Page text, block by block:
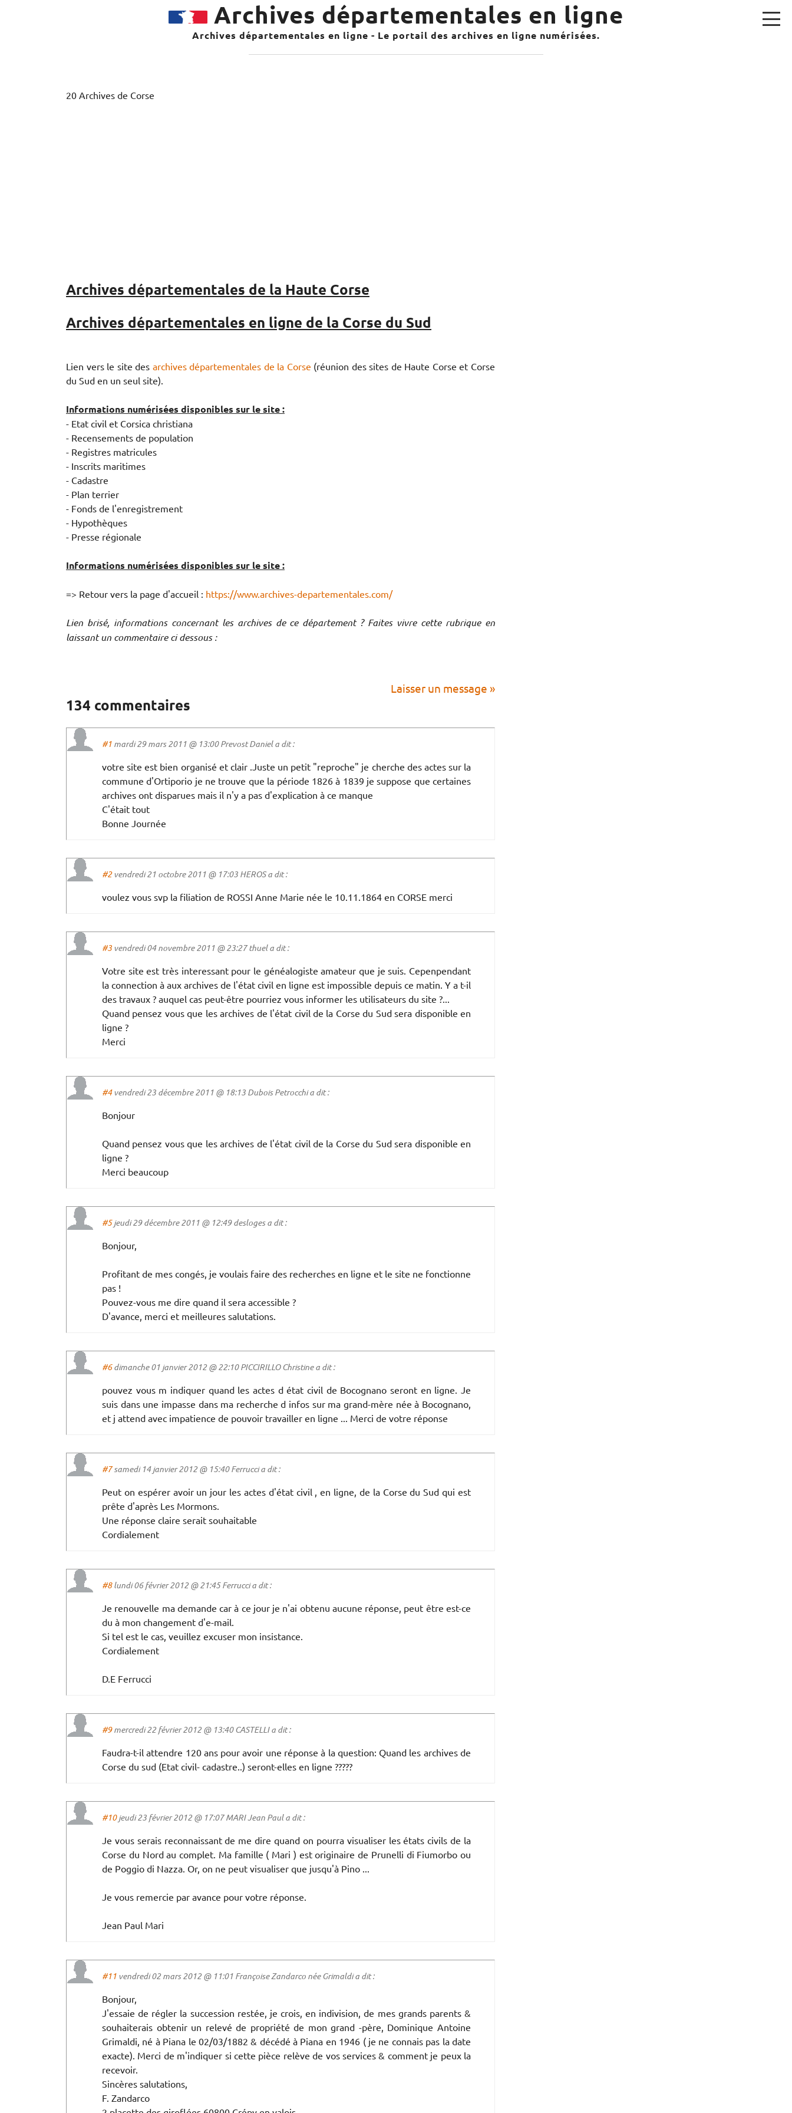
Archives départementales en ligne
Archives départementales en ligne - Le portail des archives en ligne numérisées.
20 Archives de Corse
Archives départementales de la Haute Corse
Archives départementales en ligne de la Corse du Sud
Lien vers le site des archives départementales de la Corse (réunion des sites de Haute Corse et Corse
du Sud en un seul site).
Informations numérisées disponibles sur le site :
- Etat civil et Corsica christiana
- Recensements de population
- Registres matricules
- Inscrits maritimes
- Cadastre
- Plan terrier
- Fonds de l'enregistrement
- Hypothèques
- Presse régionale
Informations numérisées disponibles sur le site :
=> Retour vers la page d'accueil : https://www.archives-departementales.com/
Lien brisé, informations concernant les archives de ce département ? Faites vivre cette rubrique en
laissant un commentaire ci dessous :
Laisser un message »
134 commentaires
#1 mardi 29 mars 2011 @ 13:00 Prevost Daniel a dit :
votre site est bien organisé et clair .Juste un petit "reproche" je cherche des actes sur la
commune d'Ortiporio je ne trouve que la période 1826 à 1839 je suppose que certaines
archives ont disparues mais il n'y a pas d'explication à ce manque
C'était tout
Bonne Journée
#2vendredi 21 octobre 2011 @ 17:03 HEROS a dit :
voulez vous svp la filiation de ROSSI Anne Marie née le 10.11.1864 en CORSE merci
#3 vendredi 04 novembre 2011 @ 23:27 thuel a dit :
Votre site est très interessant pour le généalogiste amateur que je suis. Cepenpendant
la connection à aux archives de l'état civil en ligne est impossible depuis ce matin. Y a t-il
des travaux ? auquel cas peut-être pourriez vous informer les utilisateurs du site ?...
Quand pensez vous que les archives de l'état civil de la Corse du Sud sera disponible en
ligne ?
Merci
#4vendredi 23 décembre 2011 @ 18:13 Dubois Petrocchi a dit :
Bonjour
Quand pensez vous que les archives de l'état civil de la Corse du Sud sera disponible en
ligne ?
Merci beaucoup
#5jeudi 29 décembre 2011 @ 12:49 desloges a dit :
Bonjour,
Profitant de mes congés, je voulais faire des recherches en ligne et le site ne fonctionne
pas !
Pouvez-vous me dire quand il sera accessible ?
D'avance, merci et meilleures salutations.
#6dimanche 01 janvier 2012 @ 22:10 PICCIRILLO Christine a dit :
pouvez vous m indiquer quand les actes d état civil de Bocognano seront en ligne. Je
suis dans une impasse dans ma recherche d infos sur ma grand-mère née à Bocognano,
et j attend avec impatience de pouvoir travailler en ligne ... Merci de votre réponse
#7samedi 14 janvier 2012 @ 15:40 Ferrucci a dit :
Peut on espérer avoir un jour les actes d'état civil , en ligne, de la Corse du Sud qui est
prête d'après Les Mormons.
Une réponse claire serait souhaitable
Cordialement
#8lundi 06 février 2012 @ 21:45 Ferrucci a dit :
Je renouvelle ma demande car à ce jour je n'ai obtenu aucune réponse, peut être est-ce
du à mon changement d'e-mail.
Si tel est le cas, veuillez excuser mon insistance.
Cordialement
D.E Ferrucci
#9mercredi 22 février 2012 @ 13:40 CASTELLI a dit :
Faudra-t-il attendre 120 ans pour avoir une réponse à la question: Quand les archives de
Corse du sud (Etat civil- cadastre..) seront-elles en ligne ?????
#10jeudi 23 février 2012 @ 17:07 MARI Jean Paul a dit :
Je vous serais reconnaissant de me dire quand on pourra visualiser les états civils de la
Corse du Nord au complet. Ma famille ( Mari ) est originaire de Prunelli di Fiumorbo ou
de Poggio di Nazza. Or, on ne peut visualiser que jusqu'à Pino ...
Je vous remercie par avance pour votre réponse.
Jean Paul Mari
#11 vendredi 02 mars 2012 @ 11:01 Françoise Zandarco née Grimaldi a dit :
Bonjour,
J'essaie de régler la succession restée, je crois, en indivision, de mes grands parents &
souhaiterais obtenir un relevé de propriété de mon grand -père, Dominique Antoine
Grimaldi, né à Piana le 02/03/1882 & décédé à Piana en 1946 ( je ne connais pas la date
exacte). Merci de m'indiquer si cette pièce relève de vos services & comment je peux la
recevoir.
Sincères salutations,
F. Zandarco